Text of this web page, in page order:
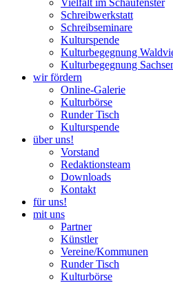
Schreibwerkstatt
Schreibseminare
Kulturspende
Kulturbegegnung
Kulturbegegnung
wir fördern
Online-Galerie
Kulturbörse
Runder Tisch
Kulturspende
über uns!
Vorstand
Redaktionsteam
Downloads
Kontakt
für uns!
mit uns
Partner
Künstler
Vereine/Kommunen
Runder Tisch
Kulturbörse